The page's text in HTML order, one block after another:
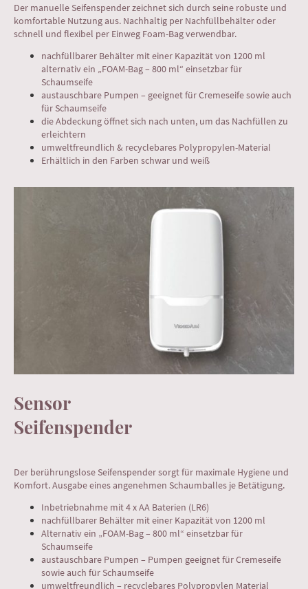
Der manuelle Seifenspender zeichnet sich durch seine robuste und
komfortable Nutzung aus. Nachhaltig per Nachfüllbehälter oder
schnell und flexibel per Einweg Foam-Bag verwendbar.
nachfüllbarer Behälter mit einer Kapazität von 1200 ml
alternativ ein „FOAM-Bag – 800 ml“ einsetzbar für
Schaumseife
austauschbare Pumpen – geeignet für Cremeseife sowie auch
für Schaumseife
die Abdeckung öffnet sich nach unten, um das Nachfüllen zu
erleichtern
umweltfreundlich & recyclebares Polypropylen-Material
Erhältlich in den Farben schwar und weiß
Sensor
Seifenspender
Der berührungslose Seifenspender sorgt für maximale Hygiene und
Komfort. Ausgabe eines angenehmen Schaumballes je Betätigung.
Inbetriebnahme mit 4 x AA Baterien (LR6)
nachfüllbarer Behälter mit einer Kapazität von 1200 ml
Alternativ ein „FOAM-Bag – 800 ml“ einsetzbar für
Schaumseife
austauschbare Pumpen – Pumpen geeignet für Cremeseife
sowie auch für Schaumseife
umweltfreundlich – recyclebares Polypropylen Material